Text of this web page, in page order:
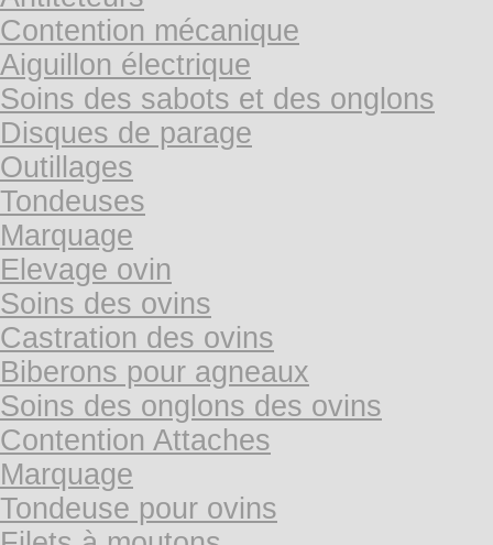
Contention mécanique
Aiguillon électrique
Soins des sabots et des onglons
Disques de parage
Outillages
Tondeuses
Marquage
Elevage ovin
Soins des ovins
Castration des ovins
Biberons pour agneaux
Soins des onglons des ovins
Contention Attaches
Marquage
Tondeuse pour ovins